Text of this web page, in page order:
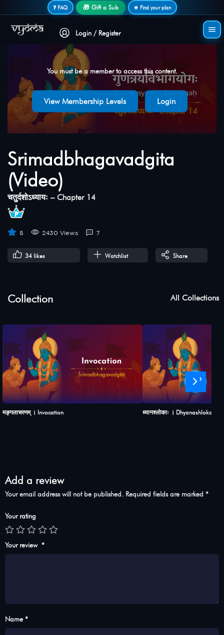
❓ FAQ 🎁 Gift a Sub ★ Find your plan
Login / Register
You must be a member to access this content.
View Membership Levels Login
Srimadbhagavadgita
(Video)
चतुुर्दशोऽध्यायः – Chapter 14
5 2430 Views 7
34 likes Watchlist Share
Collection All Collections
मङ्गलाचरणम् । Invocation ध्यानश्लोकाः । Dhyanashlokah
›
Add a review
Your email address will not be published. Required fields are marked *
Your rating
Your review *
Name *
Secure login • No password needed